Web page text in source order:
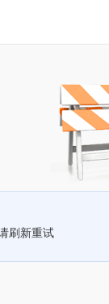
刷新重试